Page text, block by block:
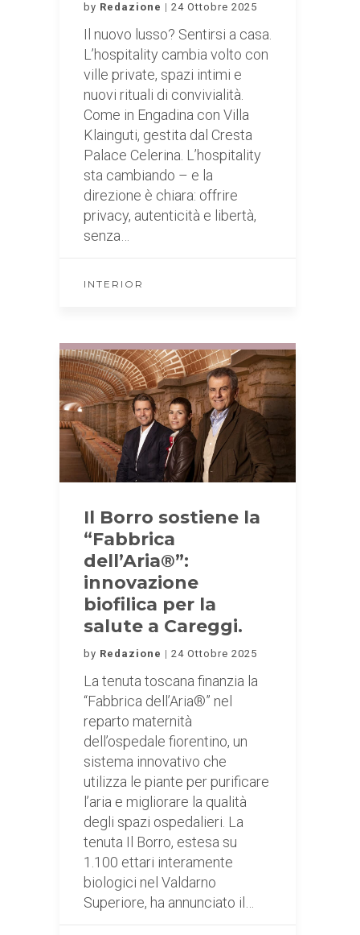
by Redazione 24 Ottobre 2025
Il nuovo lusso? Sentirsi a casa.
L’hospitality cambia volto con
ville private, spazi intimi e
nuovi rituali di convivialità.
Come in Engadina con Villa
Klainguti, gestita dal Cresta
Palace Celerina. L’hospitality
sta cambiando – e la
direzione è chiara: offrire
privacy, autenticità e libertà,
senza…
INTERIOR
Il Borro sostiene la
“Fabbrica
dell’Aria®”:
innovazione
biofilica per la
salute a Careggi.
by Redazione 24 Ottobre 2025
La tenuta toscana finanzia la
“Fabbrica dell’Aria®” nel
reparto maternità
dell’ospedale fiorentino, un
sistema innovativo che
utilizza le piante per purificare
l’aria e migliorare la qualità
degli spazi ospedalieri. La
tenuta Il Borro, estesa su
1.100 ettari interamente
biologici nel Valdarno
Superiore, ha annunciato il…